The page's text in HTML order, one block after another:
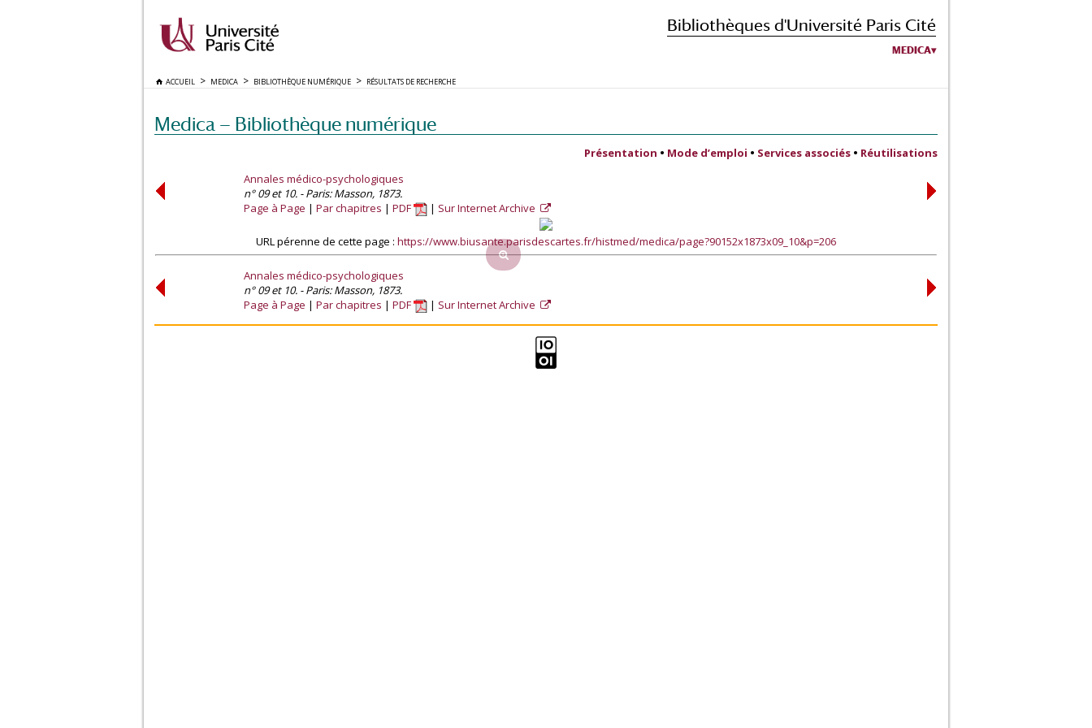
Bibliothèques d'Université Paris Cité
MEDICA
ACCUEIL MEDICA BIBLIOTHÈQUE NUMÉRIQUE RÉSULTATS DE RECHERCHE
Medica — Bibliothèque numérique
Présentation • Mode d’emploi • Services associés • Réutilisations
Annales médico-psychologiques
n° 09 et 10. - Paris: Masson, 1873.
Page à Page
Par chapitres PDF Sur Internet Archive
URL pérenne de cette page : https://www.biusante.parisdescartes.fr/histmed/medica/page?90152x1873x09_10&p=206
Annales médico-psychologiques
n° 09 et 10. - Paris: Masson, 1873.
Page à Page
Par chapitres PDF Sur Internet Archive